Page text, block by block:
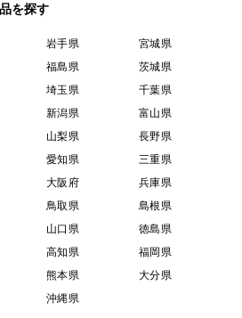
育まれ、大自然の恵みをギュっ
黒にんにくをお届けいたしま
抜いてきたこの大切な土地で、
とに日々感謝し、自分たちの子
き継いで行くために、毎年「土
ます。
農薬や化学肥料は、素晴らしい
を探す
岩手県
宮城県
福島県
茨城県
埼玉県
千葉県
新潟県
富山県
山梨県
長野県
愛知県
三重県
大阪府
兵庫県
鳥取県
島根県
山口県
徳島県
高知県
福岡県
熊本県
大分県
沖縄県